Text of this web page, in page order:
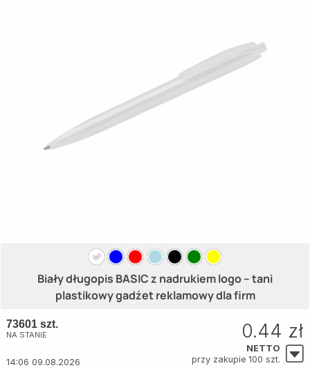
Biały długopis BASIC z nadrukiem logo – tani
plastikowy gadżet reklamowy dla firm
73601 szt.
NA STANIE
14:06 09.08.2026
0.44 zł
NETTO
przy zakupie 100 szt.